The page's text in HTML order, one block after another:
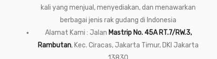
kali yang menjual, menyediakan, dan menawarkan
berbagai jenis rak gudang di Indonesia
Alamat Kami : Jalan Mastrip No. 45A RT.7/RW.3,
Rambutan, Kec. Ciracas, Jakarta Timur, DKI Jakarta